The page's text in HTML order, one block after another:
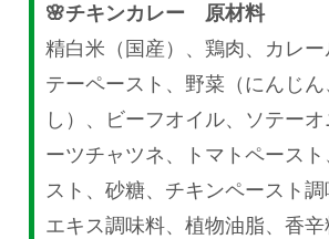
🌸チキンカレー 原材料
精白米（国産）、鶏肉、カレ
テーペースト、野菜（にんじん
し）、ビーフオイル、ソテー
ーツチャツネ、トマトペース
スト、砂糖、チキンペースト
エキス調味料、植物油脂、香辛